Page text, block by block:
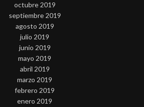
octubre 2019
septiembre 2019
agosto 2019
julio 2019
junio 2019
mayo 2019
abril 2019
marzo 2019
febrero 2019
enero 2019